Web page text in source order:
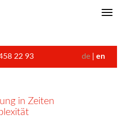
22 93 de en
in Zeiten